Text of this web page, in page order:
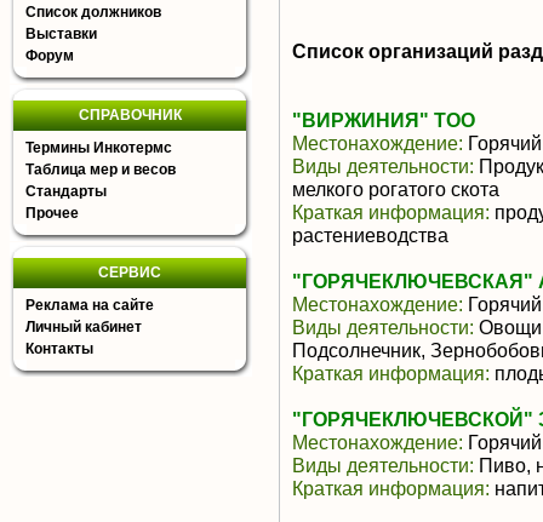
Список должников
Выставки
Форум
СПРАВОЧНИК
Термины Инкотермс
Таблица мер и весов
Стандарты
Прочее
СЕРВИС
Реклама на сайте
Личный кабинет
Контакты
Список организаций
"ВИРЖИНИЯ" ТОО
Местонахождение:
Виды деятельности:
мелкого рогатого скота
Краткая информация:
растениеводства
"ГОРЯЧЕКЛЮЧЕВСКАЯ"
Местонахождение:
Виды деятельности: Овощи,
Подсолнечник,
Краткая информация:
"ГОРЯЧЕКЛЮЧЕВСКОЙ"
Местонахождение:
Виды деятельности: Пиво,
Краткая информация: